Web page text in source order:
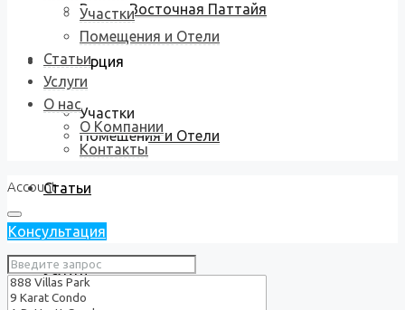
Виллы Восточная Паттайя
Коммерция
Участки
Помещения и Отели
Статьи
Услуги
Участки
Помещения и Отели
Статьи
Услуги
О нас
О Компании
Контакты
Account
Консультация